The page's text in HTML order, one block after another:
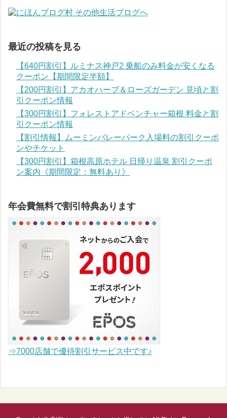
最近の投稿を見る
【640円割引】ルミナス神戸2 乗船のみ料金が安くなる
クーポン【期間限定半額】
【200円割引】アカオハーブ＆ローズガーデン 見頃と割
引クーポン情報
【300円割引】フォレストアドベンチャー箱根 料金と割
引クーポン情報
【割引情報】ムーミンバレーパーク入場料の割引クーポ
ンやチケット
【300円割引】箱根高原ホテル 日帰り温泉 割引クーポ
ン案内《期間限定：無料あり》
年会費無料で割引特典あります
⇒7000店舗で優待割引サービス中です♪